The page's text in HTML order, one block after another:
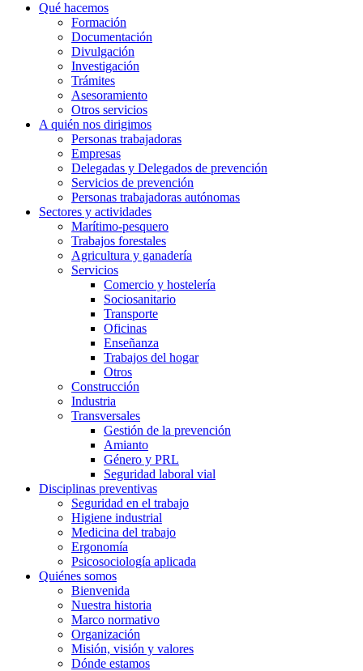
Qué hacemos
Formación
Documentación
Divulgación
Investigación
Trámites
Asesoramiento
Otros servicios
A quién nos dirigimos
Personas trabajadoras
Empresas
Delegadas y Delegados de prevención
Servicios de prevención
Personas trabajadoras autónomas
Sectores y actividades
Marítimo-pesquero
Trabajos forestales
Agricultura y ganadería
Servicios
Comercio y hostelería
Sociosanitario
Transporte
Oficinas
Enseñanza
Trabajos del hogar
Otros
Construcción
Industria
Transversales
Gestión de la prevención
Amianto
Género y PRL
Seguridad laboral vial
Disciplinas preventivas
Seguridad en el trabajo
Higiene industrial
Medicina del trabajo
Ergonomía
Psicosociología aplicada
Quiénes somos
Bienvenida
Nuestra historia
Marco normativo
Organización
Misión, visión y valores
Dónde estamos